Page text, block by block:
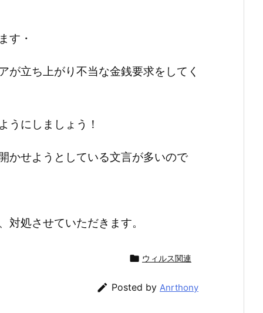
す・
が立ち上がり不当な金銭要求をしてく
うにしましょう！
かせようとしている文言が多いので
対処させていただきます。
 ウィルス関連
 Posted by Anrthony